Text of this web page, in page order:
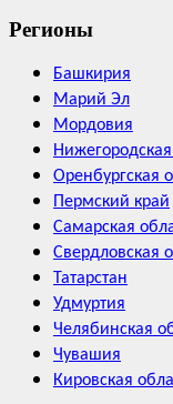
Регионы
Башкирия
Марий Эл
Мордовия
Оренбургская
Пермский край
Самарская
Свердловская
Татарстан
Удмуртия
Челябинская
Чувашия
Кировская